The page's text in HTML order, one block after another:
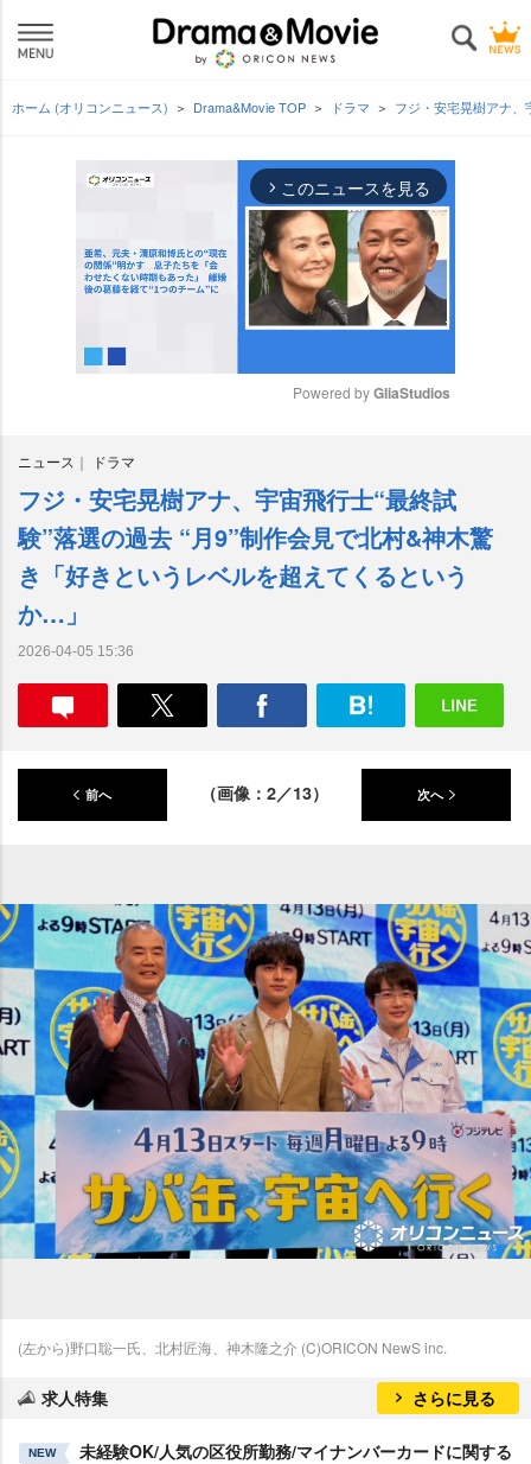
ホーム (オリコンニュース) Drama&Movie TOP ドラマ フジ・安宅晃樹アナ
arrow_forward_ios このニュースを見る
Powered by GliaStudios
ニュース ドラマ
フジ・安宅晃樹アナ、宇宙飛行士“最終試
験”落選の過去 “月9”制作会見で北村&神木驚
き「好きというレベルを超えてくるという
か…」
2026-04-05 15:36
前へ （画像：2／13） 次へ
(左から)野口聡一氏、北村匠海、神木隆之介 (C)ORICON NewS inc.
求人特集 さらに見る
NEW
未経験OK/人気の区役所勤務/マイナンバーカードに関する